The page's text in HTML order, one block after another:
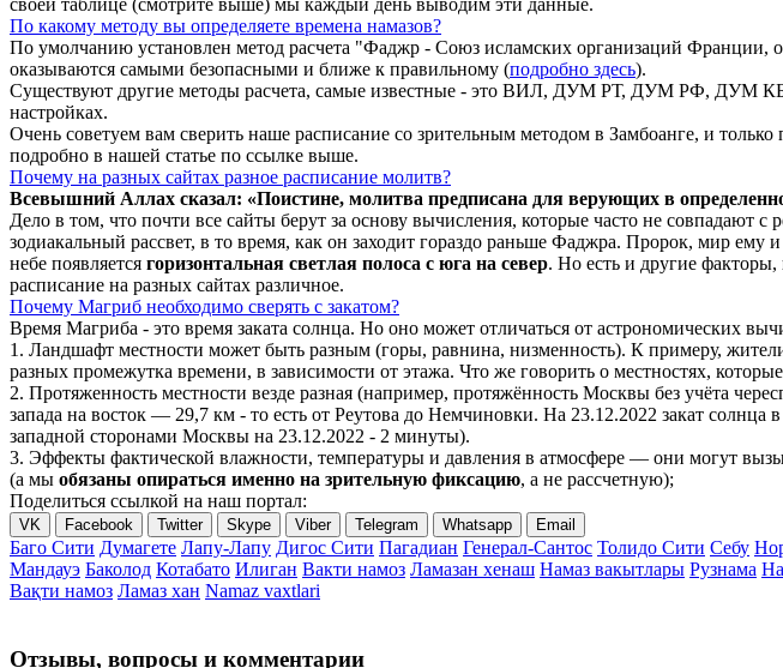
своей таблице (смотрите выше) мы каждый день выводим эти данные.
По какому методу вы определяете времена намазов?
По умолчанию установлен метод расчета "Фаджр - Союз исламских организаций
оказываются самыми безопасными и ближе к правильному (подробно здесь).
Существуют другие методы расчета, самые известные - это ВИЛ, ДУМ РТ, ДУМ РФ,
настройках.
Очень советуем вам сверить наше расписание со зрительным методом в Замбоанге, и
подробно в нашей статье по ссылке выше.
Почему на разных сайтах разное расписание молитв?
Всевышний Аллах сказал: «Поистине, молитва предписана для верующих в
Дело в том, что почти все сайты берут за основу вычисления, которые часто не
зодиакальный рассвет, в то время, как он заходит гораздо раньше Фаджра. Пророк, мир ему
небе появляется горизонтальная светлая полоса с юга на север. Но есть и другие
расписание на разных сайтах различное.
Почему Магриб необходимо сверять с закатом?
Время Магриба - это время заката солнца. Но оно может отличаться от астрономических
1. Ландшафт местности может быть разным (горы, равнина, низменность). К примеру,
разных промежутка времени, в зависимости от этажа. Что же говорить о местностях, которые
2. Протяженность местности везде разная (например, протяжённость Москвы без учёта
запада на восток — 29,7 км - то есть от Реутова до Немчиновки. На 23.12.2022 закат
западной сторонами Москвы на 23.12.2022 - 2 минуты).
3. Эффекты фактической влажности, температуры и давления в атмосфере — они могут
(а мы обязаны опираться именно на зрительную фиксацию, а не рассчетную);
Поделиться ссылкой на наш портал:
VK Facebook Twitter Skype Viber Telegram Whatsapp Email
Баго Сити Думагете Лапу-Лапу Дигос Сити Пагадиан Генерал-Сантос Толидо Сити Себу
Мандауэ Баколод Котабато Илиган Вакти намоз Ламазан хенаш Намаз вакытлары Рузнама
Вақти намоз Ламаз хан Namaz vaxtlari
Отзывы, вопросы и комментарии